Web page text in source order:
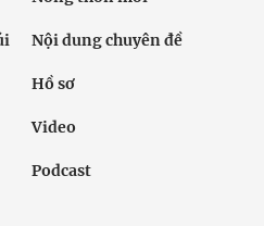
Nội dung chuyên đề
Hồ sơ
Video
Podcast